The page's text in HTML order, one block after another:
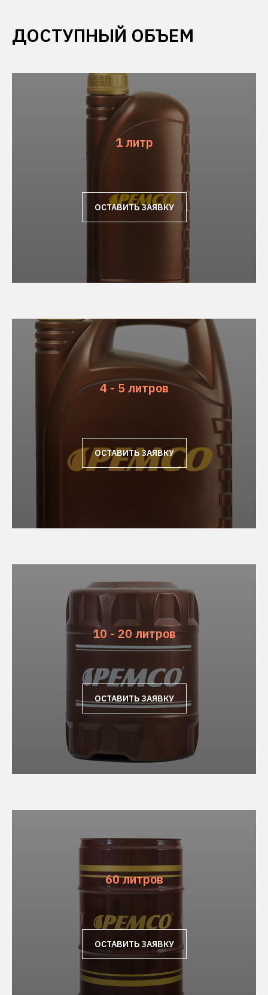
ДОСТУПНЫЙ ОБЪЕМ
1 литр
ОСТАВИТЬ ЗАЯВКУ
4 - 5 литров
ОСТАВИТЬ ЗАЯВКУ
10 - 20 литров
ОСТАВИТЬ ЗАЯВКУ
60 литров
ОСТАВИТЬ ЗАЯВКУ